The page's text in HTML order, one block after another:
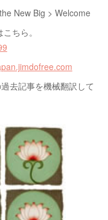
New Big > Welcome
ちら。
去記事を機械翻訳して